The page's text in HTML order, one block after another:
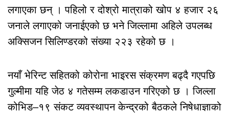
लगाएका छन् । पहिलो र दोश्रो मात्राको खोप ४ हजार २६
जनाले लगाएको जनाईएको छ भने जिल्लामा अहिले उपलब्ध
अक्सिजन सिलिण्डरको संख्या २२३ रहेको छ ।
नयाँ भेरिन्ट सहितको कोरोना भाइरस संक्रमण बढ्दै गएपछि
गुल्मीमा यहि जेठ ४ गतेसम्म लकडाउन गरिएको छ । जिल्ला
कोभिड–१९ संकट व्यवस्थापन केन्द्रको बैठकले निषेधाज्ञाको